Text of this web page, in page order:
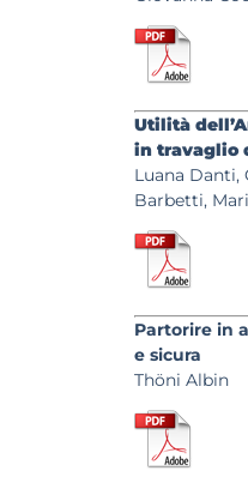
Utilità
in travaglio
Luana Danti,
Barbetti,
Partorire in
e sicura
Thöni Albin